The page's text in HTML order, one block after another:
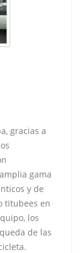
gracias a
gama
y de
titubees en
los
de las